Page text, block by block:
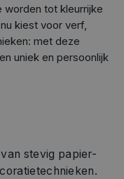
tot kleurrijke
kiest voor verf,
met deze
uniek en persoonlijk
stevig papier-